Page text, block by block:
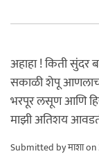
अहाहा ! किती सुंदर
सकाळी शेपू आणलाच
भरपूर लसूण आणि
माझी अतिशय
Submitted byमाशाon